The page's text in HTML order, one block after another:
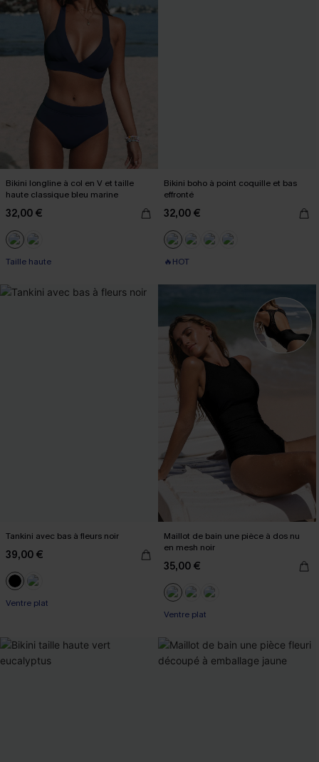
Bikini longline à col en V et taille
haute classique bleu marine
32,00 €
Taille haute
Bikini boho à point coquille et bas
effronté
32,00 €
🔥HOT
Tankini avec bas à fleurs noir
39,00 €
Ventre plat
Maillot de bain une pièce à dos nu
en mesh noir
35,00 €
Ventre plat